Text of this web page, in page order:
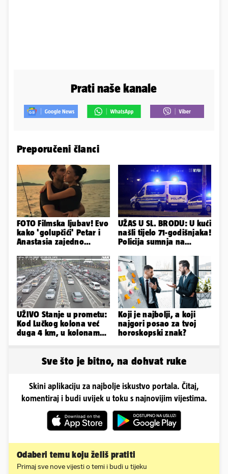
Prati naše kanale
Preporučeni članci
FOTO Filmska ljubav! Evo
kako 'golupčići' Petar i
Anastasia zajedno
UŽAS U SL. BRODU: U kući
našli tijelo 71-godišnjaka!
Policija sumnja na
UŽIVO Stanje u prometu:
Kod Lučkog kolona već
duga 4 km, u kolonama
Koji je najbolji, a koji
najgori posao za tvoj
horoskopski znak?
Sve što je bitno, na dohvat ruke
Skini aplikaciju za najbolje iskustvo portala. Čitaj,
komentiraj i budi uvijek u toku s najnovijim vijestima.
Odaberi temu koju želiš pratiti
Primaj sve nove vijesti o temi i budi u tijeku